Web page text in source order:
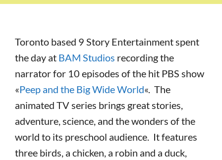
Toronto based 9 Story Entertainment spent
the day at BAM Studios recording the
narrator for 10 episodes of the hit PBS show
«Peep and the Big Wide World«. The
animated TV series brings great stories,
adventure, science, and the wonders of the
world to its preschool audience. It features
three birds, a chicken, a robin and a duck,